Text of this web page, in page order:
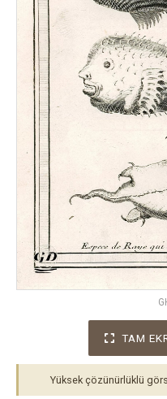
TAM
Yüksek çözünürlüklü